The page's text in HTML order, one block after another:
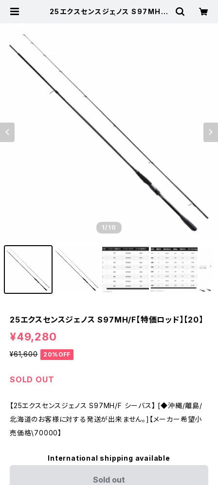
25エクスセンスジェノス S97MH/F
1/10
25エクスセンスジェノス S97MH/F【特価ロッド】【20】
¥49,280
¥61,600 20%OFF
SOLD OUT
【25エクスセンスジェノス S97MH/F シーバス】 [◆沖縄/離島/
北海道のお客様に対する発送が出来ません。]【メーカー希望小
売価格\70000】
International shipping available
Sold out